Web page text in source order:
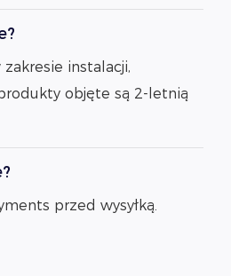
instalacji,
objęte są 2-letnią
przed wysyłką.